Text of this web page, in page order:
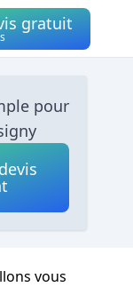
gratuit
pour
vous